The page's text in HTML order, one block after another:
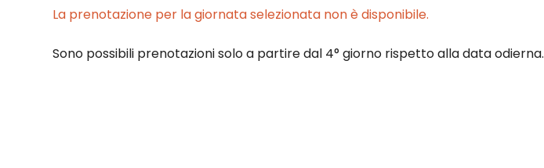
La prenotazione per la giornata selezionata non è disponibile.
Sono possibili prenotazioni solo a partire dal 4° giorno rispetto alla data odierna.